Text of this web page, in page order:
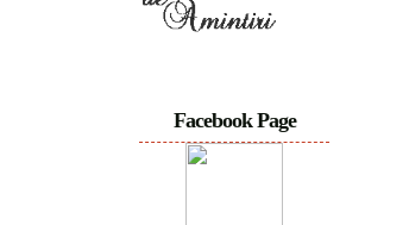
Facebook Page